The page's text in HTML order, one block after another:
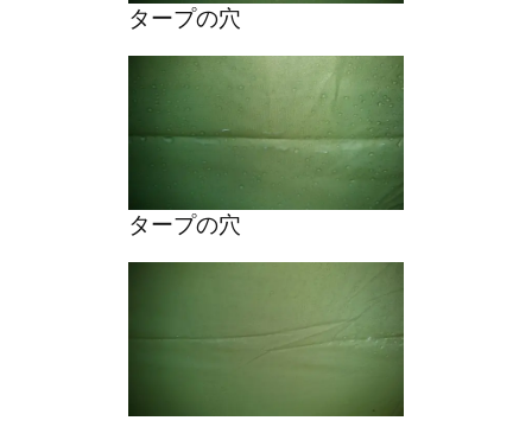
タープの穴
タープの穴